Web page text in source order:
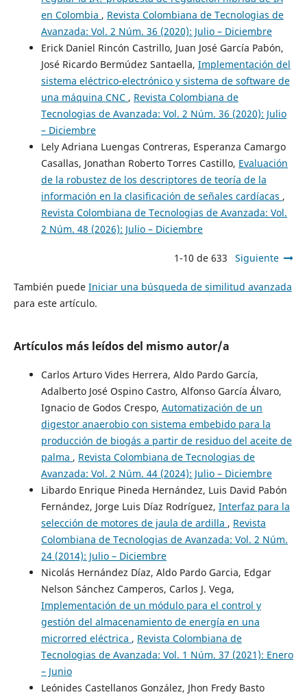
en Colombia , Revista Colombiana de Tecnologias de
Avanzada: Vol. 2 Núm. 36 (2020): Julio – Diciembre
Erick Daniel Rincón Castrillo, Juan José García Pabón,
José Ricardo Bermúdez Santaella, Implementación del
sistema eléctrico-electrónico y sistema de software de
una máquina CNC , Revista Colombiana de
Tecnologias de Avanzada: Vol. 2 Núm. 36 (2020): Julio
– Diciembre
Lely Adriana Luengas Contreras, Esperanza Camargo
Casallas, Jonathan Roberto Torres Castillo, Evaluación
de la robustez de los descriptores de teoría de la
información en la clasificación de señales cardíacas ,
Revista Colombiana de Tecnologias de Avanzada: Vol.
2 Núm. 48 (2026): Julio – Diciembre
1-10 de 633 Siguiente
También puede Iniciar una búsqueda de similitud avanzada
para este artículo.
Artículos más leídos del mismo autor/a
Carlos Arturo Vides Herrera, Aldo Pardo García,
Adalberto José Ospino Castro, Alfonso García Álvaro,
Ignacio de Godos Crespo, Automatización de un
digestor anaerobio con sistema embebido para la
producción de biogás a partir de residuo del aceite de
palma , Revista Colombiana de Tecnologias de
Avanzada: Vol. 2 Núm. 44 (2024): Julio – Diciembre
Libardo Enrique Pineda Hernández, Luis David Pabón
Fernández, Jorge Luis Díaz Rodríguez, Interfaz para la
selección de motores de jaula de ardilla , Revista
Colombiana de Tecnologias de Avanzada: Vol. 2 Núm.
24 (2014): Julio – Diciembre
Nicolás Hernández Díaz, Aldo Pardo Garcia, Edgar
Nelson Sánchez Camperos, Carlos J. Vega,
Implementación de un módulo para el control y
gestión del almacenamiento de energía en una
microrred eléctrica , Revista Colombiana de
Tecnologias de Avanzada: Vol. 1 Núm. 37 (2021): Enero
– Junio
Leónides Castellanos González, Jhon Fredy Basto